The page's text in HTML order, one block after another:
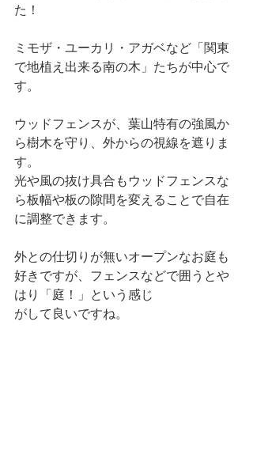
た！
ミモザ・ユーカリ・アガベなど「関東
で地植え出来る南の木」たちが中心で
す。
ウッドフェンスが、葉山特有の強風か
ら樹木を守り、外からの視線を遮りま
す。
光や風の抜け具合もウッドフェンスな
ら板幅や板の隙間を変えることで自在
に調整できます。
外との仕切りが無いオープンなお庭も
好きですが、フェンスなどで囲うとや
はり「庭！」という感じ
がして良いですね。